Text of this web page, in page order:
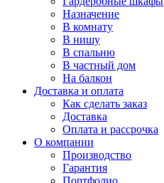
Назначение
В комнату
В нишу
В спальню
В частный дом
На балкон
Доставка и оплата
Как сделать заказ
Доставка
Оплата и рассрочка
О компании
Производство
Гарантия
Портфолио